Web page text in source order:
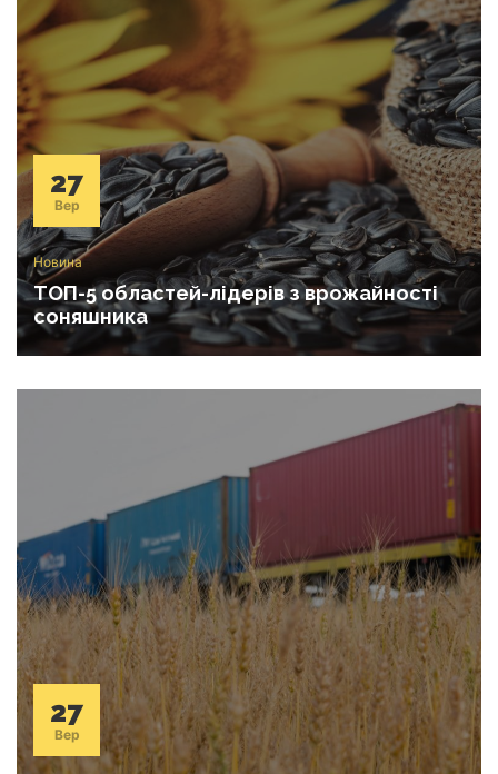
27
Вер
Новина
ТОП-5 областей-лідерів з врожайності
соняшника
27
Вер